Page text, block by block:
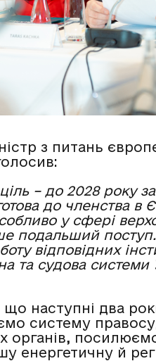
з питань
– до 2028 року
до членства
у сфері
подальший поступ.
відповідних
та судова
що наступні два
систему
органів,
енергетичну й